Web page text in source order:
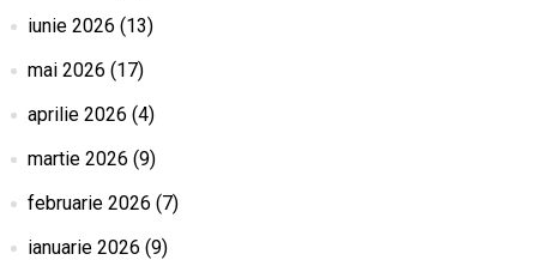
iunie 2026 (13)
mai 2026 (17)
aprilie 2026 (4)
martie 2026 (9)
februarie 2026 (7)
ianuarie 2026 (9)